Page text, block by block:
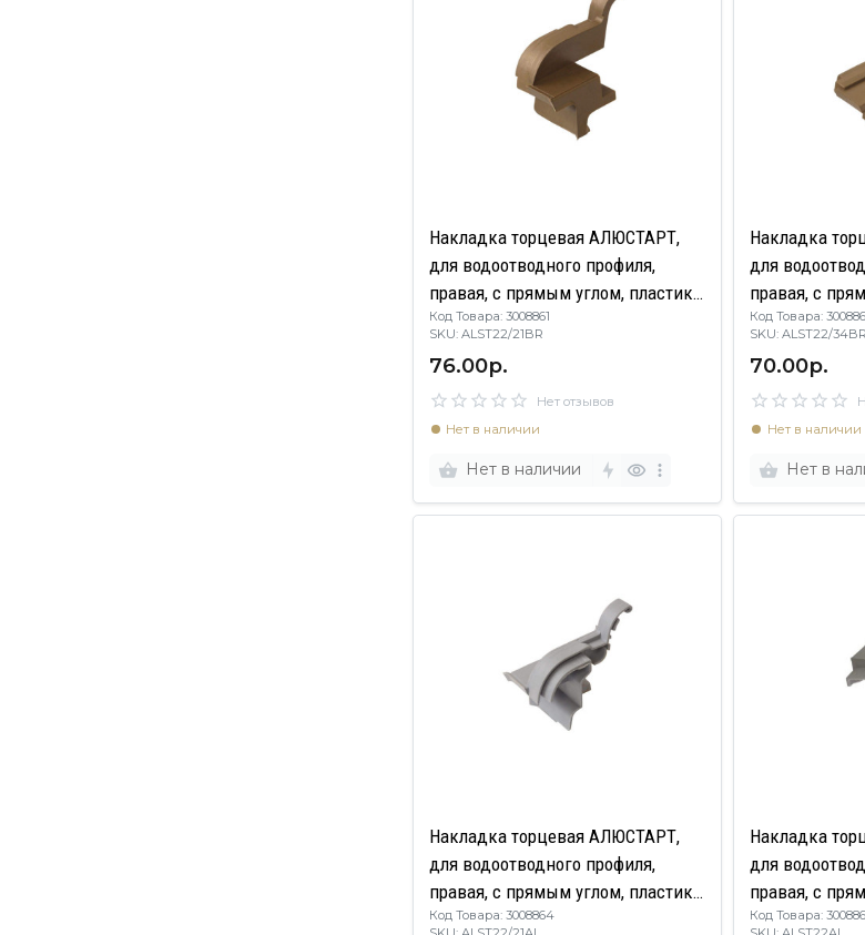
Накладка торцевая АЛЮСТАРТ,
для водоотводного профиля,
правая, с прямым углом, пластик,
бронза
Код Товара: 3008861
SKU: ALST22/21BR
76.00р.
Нет отзывов
Нет в наличии
Нет в наличии
Накладка
для
правая, с
бронза
Код Товара:
SKU: ALST22/34BR
70.00р.
Нет в наличии
Нет в
Накладка торцевая АЛЮСТАРТ,
для водоотводного профиля,
правая, с прямым углом, пластик,
серый
Код Товара: 3008864
Накладка
для
правая, с
серый
Код Товара: